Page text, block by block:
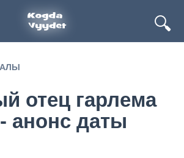
отец гарлема
анонс даты